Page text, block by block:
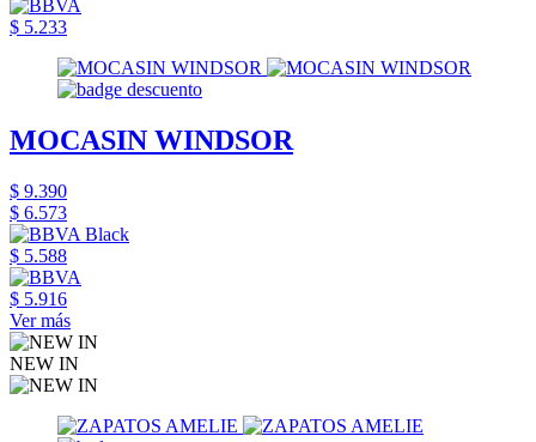
$ 5.233
MOCASIN WINDSOR
$ 9.390
$ 6.573
$ 5.588
$ 5.916
Ver más
NEW IN